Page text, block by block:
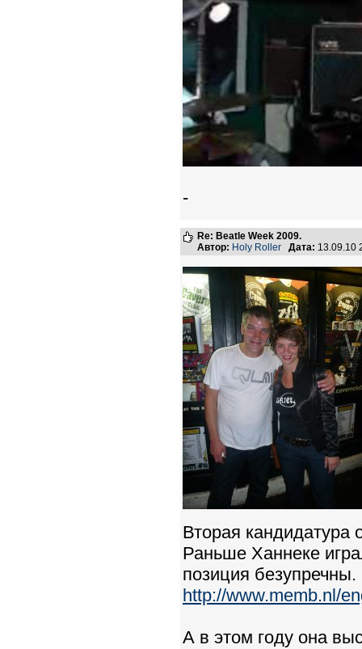
-
Re: Beatle Week 2009.
Автор: Holy Roller Дата:
Вторая
Раньше Ханнеке
позиция безупречны.
http://www.memb.nl/
А в этом году она